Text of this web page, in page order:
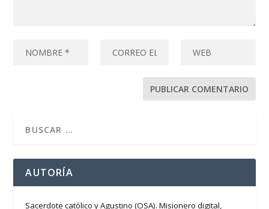
AUTORÍA
Sacerdote católico y Agustino (OSA). Misionero digital,